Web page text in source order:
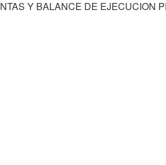
Y BALANCE DE EJECUCION